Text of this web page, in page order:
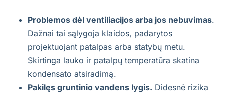
Problemos dėl ventiliacijos arba jos nebuvimas.
Dažnai tai sąlygoja klaidos, padarytos
projektuojant patalpas arba statybų metu.
Skirtinga lauko ir patalpų temperatūra skatina
kondensato atsiradimą.
Pakilęs gruntinio vandens lygis. Didesnė rizika